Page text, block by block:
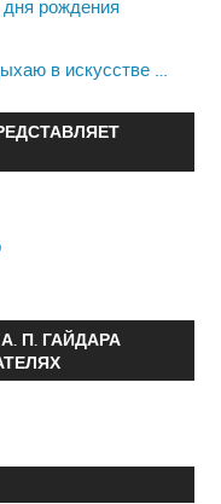
рождения
в искусстве …
П. ГАЙДАРА